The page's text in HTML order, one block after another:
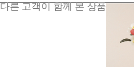
다른 고객이 함께 본 상품